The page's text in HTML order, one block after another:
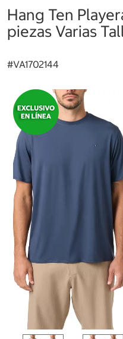
Hang Ten
piezas Varias
#VA1702144